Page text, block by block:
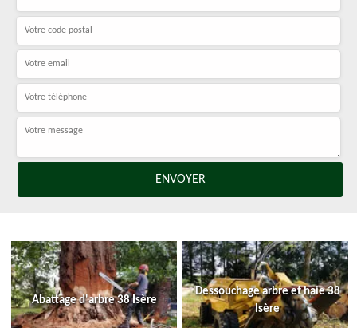
Abattage d'arbre 38 Isère
Dessouchage arbre et haie 38
Isère